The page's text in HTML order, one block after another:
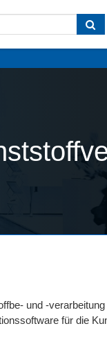
und -
für die